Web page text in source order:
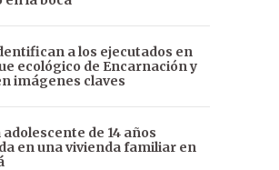
a los ejecutados en
ecológico de Encarnación y
imágenes claves
de 14 años
en una vivienda familiar en